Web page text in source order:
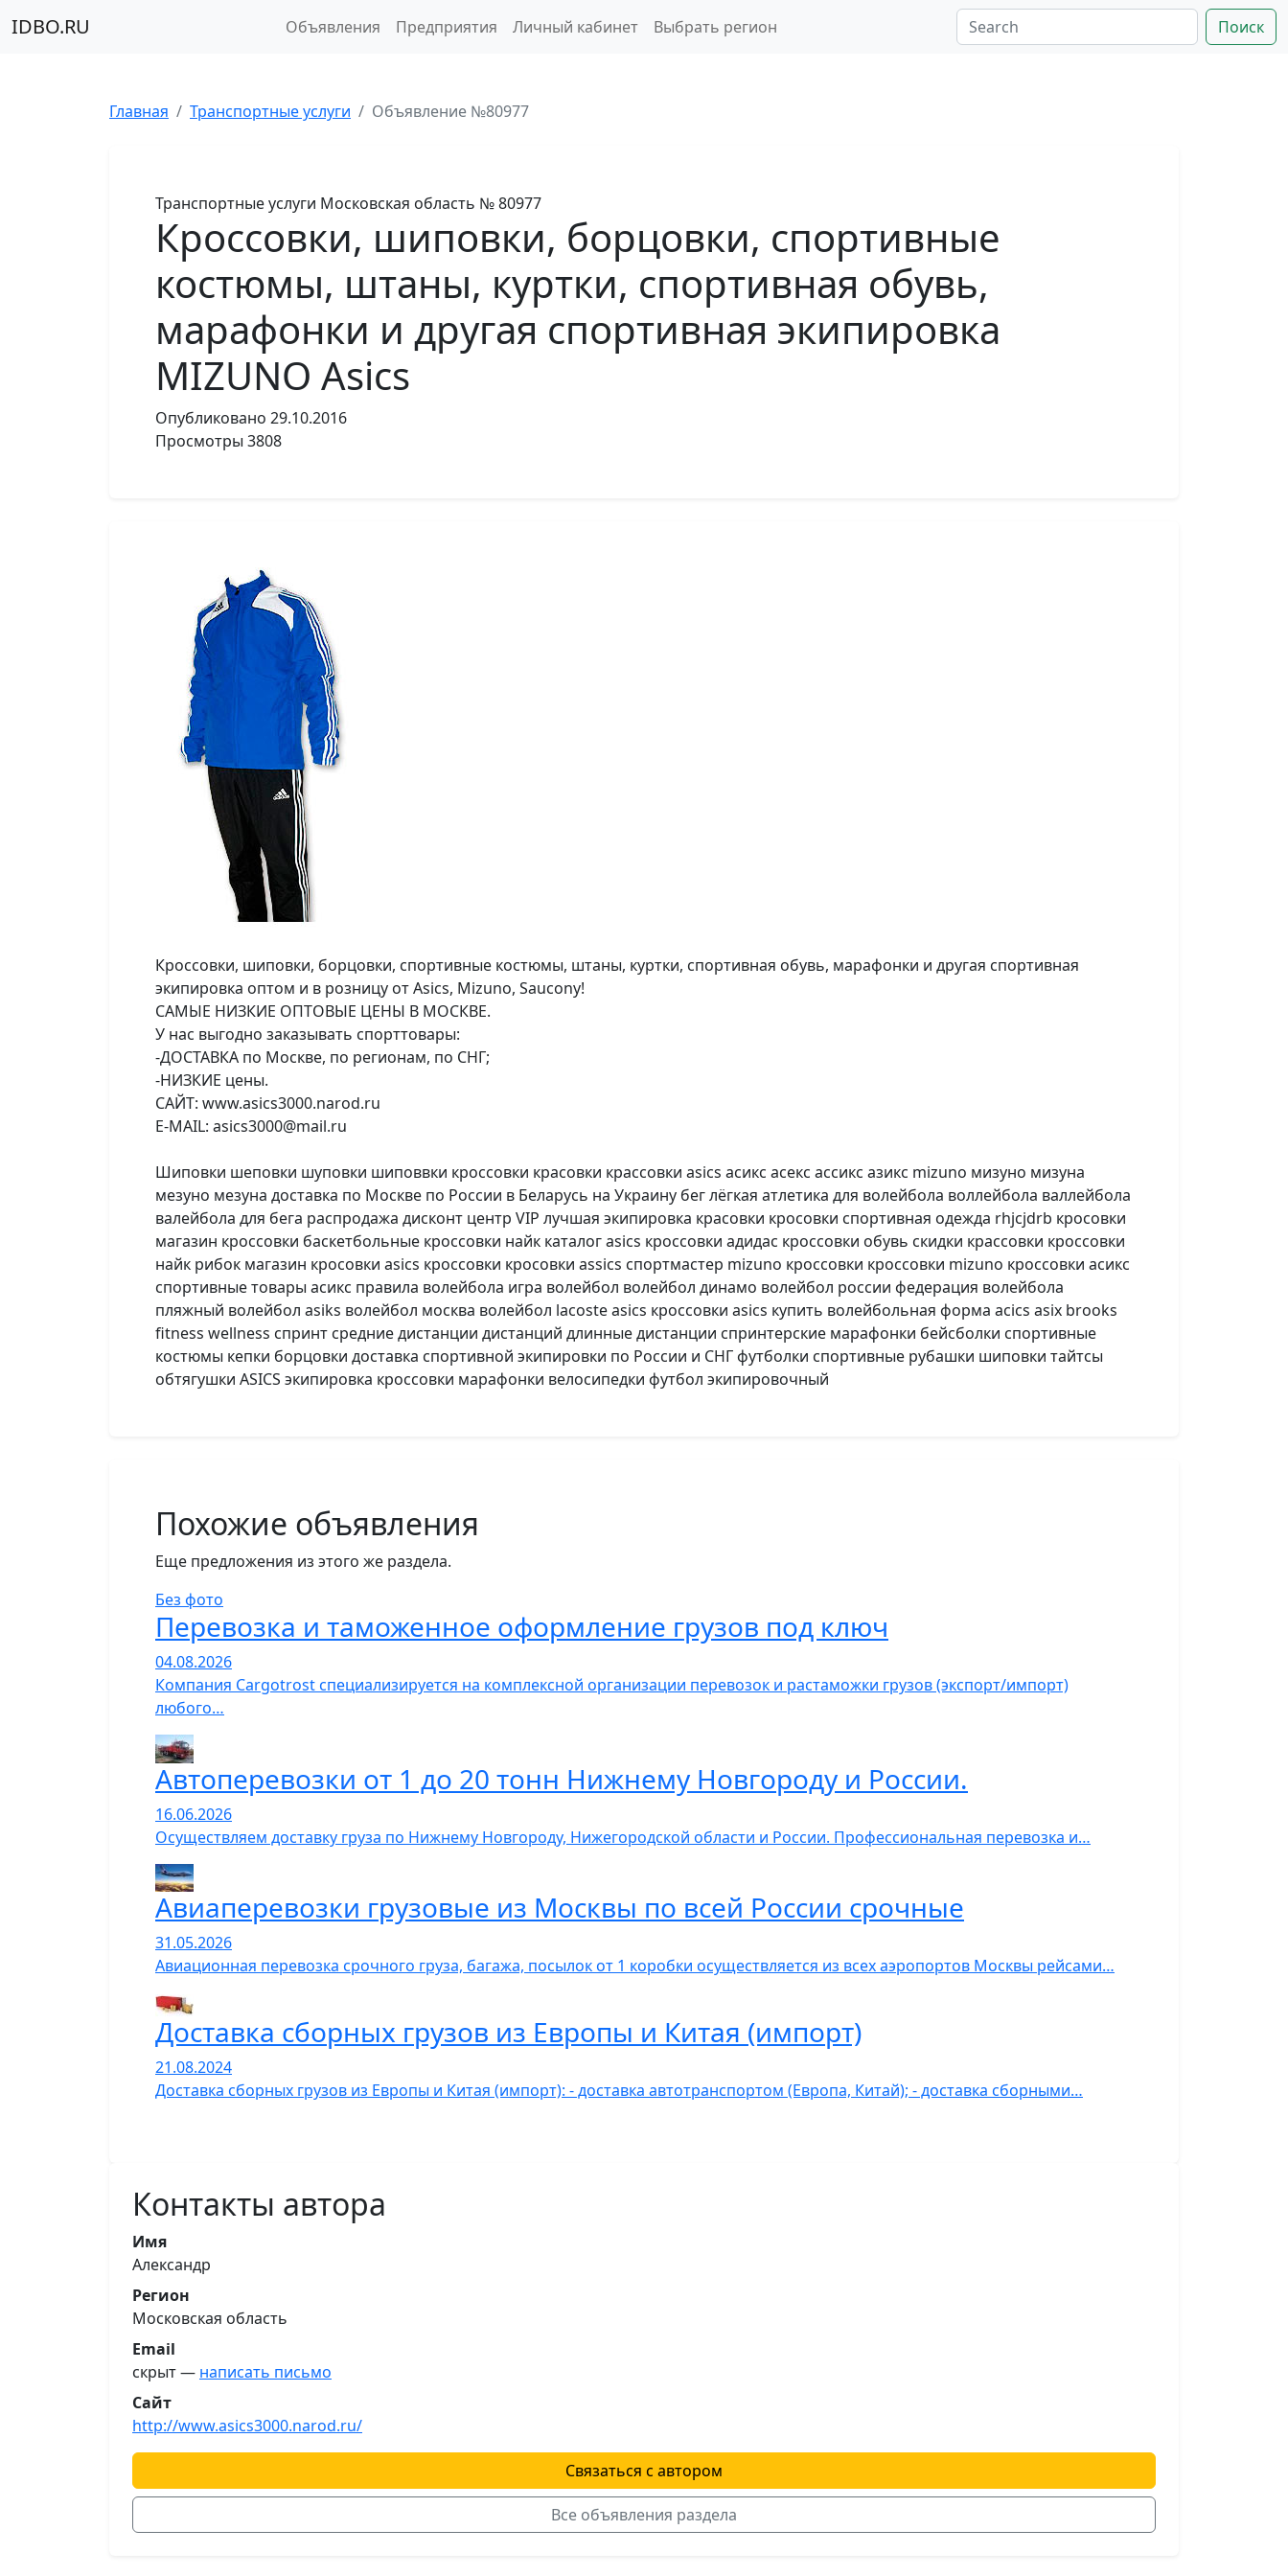
IDBO.RU Объявления Предприятия Личный кабинет Выбрать регион Поиск
Главная Транспортные услуги Объявление №80977
Транспортные услуги Московская область № 80977
Кроссовки, шиповки, борцовки, спортивные
костюмы, штаны, куртки, спортивная обувь,
марафонки и другая спортивная экипировка
MIZUNO Asics
Опубликовано 29.10.2016
Просмотры 3808
Кроссовки, шиповки, борцовки, спортивные костюмы, штаны, куртки, спортивная обувь, марафонки и другая спортивная
экипировка оптом и в розницу от Asics, Mizuno, Saucony!
САМЫЕ НИЗКИЕ ОПТОВЫЕ ЦЕНЫ В МОСКВЕ.
У нас выгодно заказывать спорттовары:
-ДОСТАВКА по Москве, по регионам, по СНГ;
-НИЗКИЕ цены.
САЙТ: www.asics3000.narod.ru
E-MAIL: asics3000@mail.ru
Шиповки шеповки шуповки шиповвки кроссовки красовки крассовки asics асикс асекс ассикс азикс mizuno мизуно мизуна
мезуно мезуна доставка по Москве по России в Беларусь на Украину бег лёгкая атлетика для волейбола воллейбола валлейбола
валейбола для бега распродажа дисконт центр VIP лучшая экипировка красовки кросовки спортивная одежда rhjcjdrb кросовки
магазин кроссовки баскетбольные кроссовки найк каталог asics кроссовки адидас кроссовки обувь скидки крассовки кроссовки
найк рибок магазин кросовки asics кроссовки кросовки assics спортмастер mizuno кроссовки кроссовки mizuno кроссовки асикс
спортивные товары асикс правила волейбола игра волейбол волейбол динамо волейбол россии федерация волейбола
пляжный волейбол asiks волейбол москва волейбол lacoste asics кроссовки asics купить волейбольная форма acics asix brooks
fitness wellness спринт средние дистанции дистанций длинные дистанции спринтерские марафонки бейсболки спортивные
костюмы кепки борцовки доставка спортивной экипировки по России и СНГ футболки спортивные рубашки шиповки тайтсы
обтягушки ASICS экипировка кроссовки марафонки велосипедки футбол экипировочный
Похожие объявления
Еще предложения из этого же раздела.
Без фото
Перевозка и таможенное оформление грузов под ключ
04.08.2026
Компания Cargotrost специализируется на комплексной организации перевозок и растаможки грузов (экспорт/импорт)
любого…
Автоперевозки от 1 до 20 тонн Нижнему Новгороду и России.
16.06.2026
Осуществляем доставку груза по Нижнему Новгороду, Нижегородской области и России. Профессиональная перевозка и…
Авиаперевозки грузовые из Москвы по всей России срочные
31.05.2026
Авиационная перевозка срочного груза, багажа, посылок от 1 коробки осуществляется из всех аэропортов Москвы рейсами…
Доставка сборных грузов из Европы и Китая (импорт)
21.08.2024
Доставка сборных грузов из Европы и Китая (импорт): - доставка автотранспортом (Европа, Китай); - доставка сборными…
Контакты автора
Имя
Александр
Регион
Московская область
Email
скрыт — написать письмо
Сайт
http://www.asics3000.narod.ru/
Связаться с автором
Все объявления раздела